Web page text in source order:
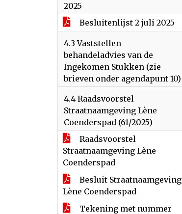
2025
Besluitenlijst 2 juli 2025
4.3 Vaststellen
behandeladvies van de
Ingekomen Stukken (zie
brieven onder agendapunt 10)
4.4 Raadsvoorstel
Straatnaamgeving Lène
Coenderspad (61/2025)
Raadsvoorstel
Straatnaamgeving Lène
Coenderspad
Besluit Straatnaamgeving
Lène Coenderspad
Tekening met nummer